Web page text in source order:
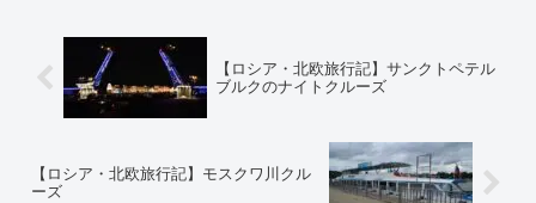
【ロシア・北欧旅行記】サンクトペテル
ブルクのナイトクルーズ
【ロシア・北欧旅行記】モスクワ川クル
ーズ